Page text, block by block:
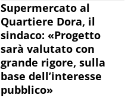
Supermercato al
Quartiere Dora, il
sindaco: «Progetto
sarà valutato con
grande rigore, sulla
base dell’interesse
pubblico»